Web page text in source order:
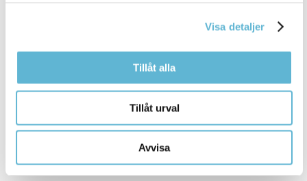
Visa detaljer
Tillåt alla
Tillåt urval
Avvisa
Övriga frågor?
0456-622400
info@bromollahem.se